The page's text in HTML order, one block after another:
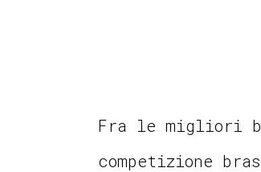
Fra le migliori
competizione